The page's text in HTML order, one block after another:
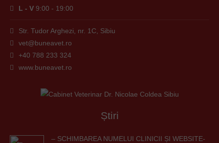
L - V 9:00 - 19:00
Str. Tudor Arghezi, nr. 1C, Sibiu
vet@buneavet.ro
+40 788 233 324
www.buneavet.ro
Știri
– SCHIMBAREA NUMELUI CLINICII ȘI WEBSITE-